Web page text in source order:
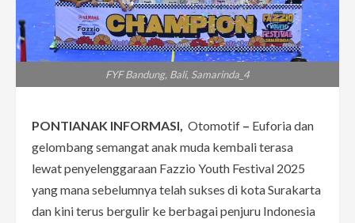
FYF Bandung, Bali, Samarinda_4
PONTIANAK INFORMASI, Otomotif – Euforia dan
gelombang semangat anak muda kembali terasa
lewat penyelenggaraan Fazzio Youth Festival 2025
yang mana sebelumnya telah sukses di kota Surakarta
dan kini terus bergulir ke berbagai penjuru Indonesia